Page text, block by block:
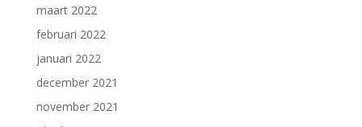
maart 2022
februari 2022
januari 2022
december 2021
november 2021